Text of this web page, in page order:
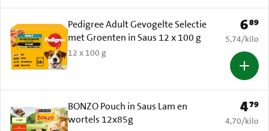
Pedigree Adult Gevogelte Selectie
met Groenten in Saus 12 x 100 g
12 x 100 g
Prijs:
689
€ 5,74 per
5,74/kilo
BONZO Pouch in Saus Lam en
wortels 12x85g
Prijs:
479
€ 4,70 per
4,70/kilo